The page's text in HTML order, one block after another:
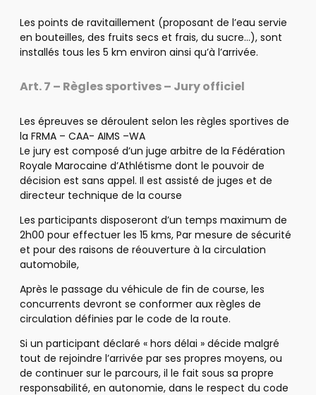
Les points de ravitaillement (proposant de l’eau servie
en bouteilles, des fruits secs et frais, du sucre…), sont
installés tous les 5 km environ ainsi qu’à l’arrivée.
Art. 7 – Règles sportives – Jury officiel
Les épreuves se déroulent selon les règles sportives de
la FRMA – CAA- AIMS –WA
Le jury est composé d’un juge arbitre de la Fédération
Royale Marocaine d’Athlétisme dont le pouvoir de
décision est sans appel. Il est assisté de juges et de
directeur technique de la course
Les participants disposeront d’un temps maximum de
2h00 pour effectuer les 15 kms, Par mesure de sécurité
et pour des raisons de réouverture à la circulation
automobile,
Après le passage du véhicule de fin de course, les
concurrents devront se conformer aux règles de
circulation définies par le code de la route.
Si un participant déclaré « hors délai » décide malgré
tout de rejoindre l’arrivée par ses propres moyens, ou
de continuer sur le parcours, il le fait sous sa propre
responsabilité, en autonomie, dans le respect du code